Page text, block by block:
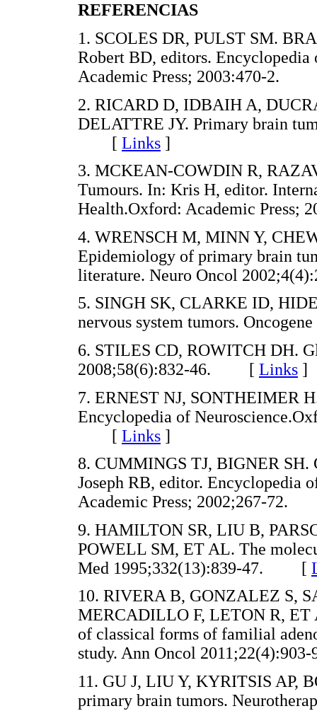
REFERENCIAS
1. SCOLES DR, PULST SM.
Robert BD, editors.
Academic Press; 2003:470-
2. RICARD D, IDBAIH A,
DELATTRE JY. Primary brain
[ Links ]
3. MCKEAN-COWDIN R,
Tumours. In: Kris H, editor.
Health.Oxford: Academic
4. WRENSCH M, MINN Y,
Epidemiology of primary brain
literature. Neuro Oncol
5. SINGH SK, CLARKE ID,
nervous system tumors.
6. STILES CD, ROWITCH DH.
2008;58(6):832-46. [ Links ]
7. ERNEST NJ, SONTHEIMER
Encyclopedia of
[ Links ]
8. CUMMINGS TJ, BIGNER
Joseph RB, editor. Encyclopedia
Academic Press; 2002;267-
9. HAMILTON SR, LIU B,
POWELL SM, ET AL. The
Med 1995;332(13):839-47. [
10. RIVERA B, GONZALEZ S,
MERCADILLO F, LETON R, ET
of classical forms of familial
study. Ann Oncol
11. GU J, LIU Y, KYRITSIS AP,
primary brain tumors.